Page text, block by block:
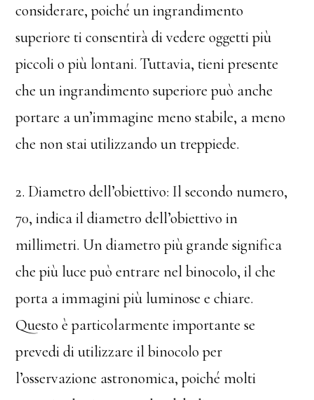
considerare, poiché un ingrandimento
superiore ti consentirà di vedere oggetti più
piccoli o più lontani. Tuttavia, tieni presente
che un ingrandimento superiore può anche
portare a un’immagine meno stabile, a meno
che non stai utilizzando un treppiede.
2. Diametro dell’obiettivo: Il secondo numero,
70, indica il diametro dell’obiettivo in
millimetri. Un diametro più grande significa
che più luce può entrare nel binocolo, il che
porta a immagini più luminose e chiare.
Questo è particolarmente importante se
prevedi di utilizzare il binocolo per
l’osservazione astronomica, poiché molti